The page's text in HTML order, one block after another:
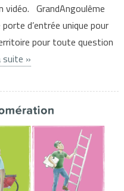
vidéo. GrandAngoulême
d’entrée unique pour
pour toute question
suite »